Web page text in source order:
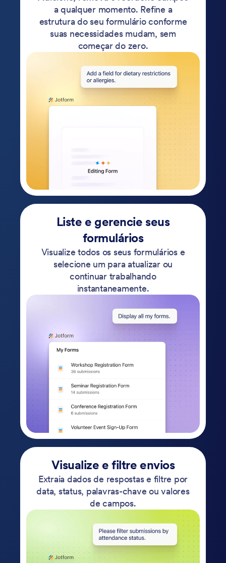
a qualquer momento. Refine a
estrutura do seu formulário conforme
suas necessidades mudam, sem
começar do zero.
Liste e gerencie seus
formulários
Visualize todos os seus formulários e
selecione um para atualizar ou
continuar trabalhando
instantaneamente.
Visualize e filtre envios
Extraia dados de respostas e filtre por
data, status, palavras-chave ou valores
de campos.